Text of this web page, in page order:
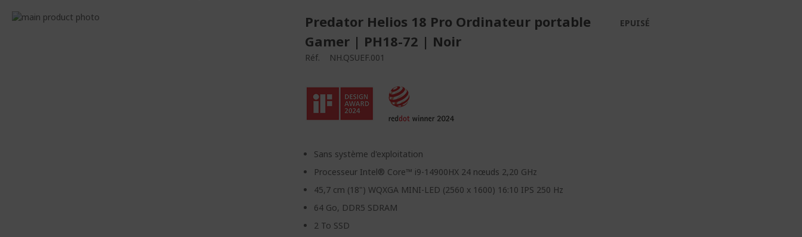
Passer
Predator Helios 18 Pro Ordinateur portable
Gamer | PH18-72 | Noir
Réf. NH.QSUEF.001
Sans système d'exploitation
Processeur Intel® Core™ i9-14900HX 24 nœuds 2,20 GHz
45,7 cm (18") WQXGA MINI-LED (2560 x 1600) 16:10 IPS 250 Hz
64 Go, DDR5 SDRAM
2 To SSD
EPUISÉ